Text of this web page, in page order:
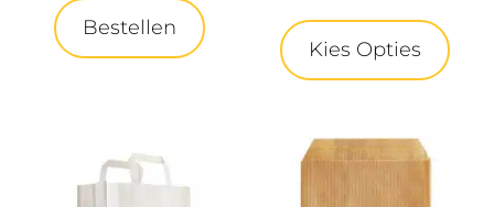
Bestellen
Kies Opties